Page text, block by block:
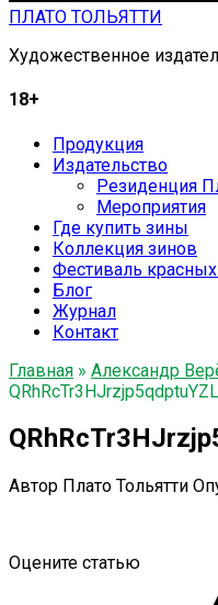
ПЛАТО ТОЛЬЯТТИ
Художественное
18+
Продукция
Издательство
Резиденция
Мероприятия
Где купить зины
Коллекция зинов
Фестиваль
Блог
Журнал
Контакт
Главная » Александр
Автор Плато Тольятти
Оцените статью